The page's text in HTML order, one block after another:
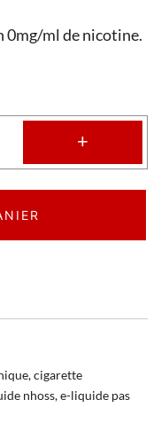
0mg/ml de nicotine.
+
,cigarette
nhoss,e-liquide pas